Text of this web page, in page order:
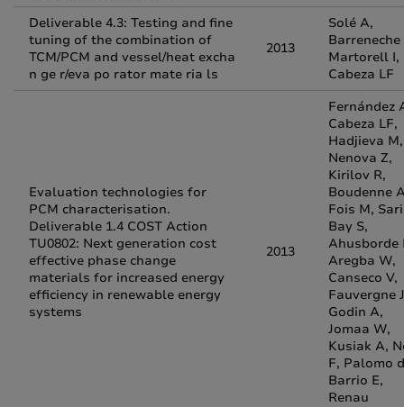
Deliverable 4.3: Testing and fine
tuning of the combination of
TCM/PCM and vessel/heat excha
n ge r/eva po rator mate ria ls
2013
Solé A,
Barreneche
Martorell I,
Cabeza LF
Evaluation technologies for
PCM characterisation.
Deliverable 1.4 COST Action
TU0802: Next generation cost
effective phase change
materials for increased energy
efficiency in renewable energy
systems
2013
Fernández
Cabeza LF,
Hadjieva M,
Nenova Z,
Kirilov R,
Boudenne
Fois M,
Bay S,
Ahusborde
Aregba W,
Canseco V,
Fauvergne
Godin A,
Jomaa W,
Kusiak A,
F, Palomo
Barrio E,
Renau